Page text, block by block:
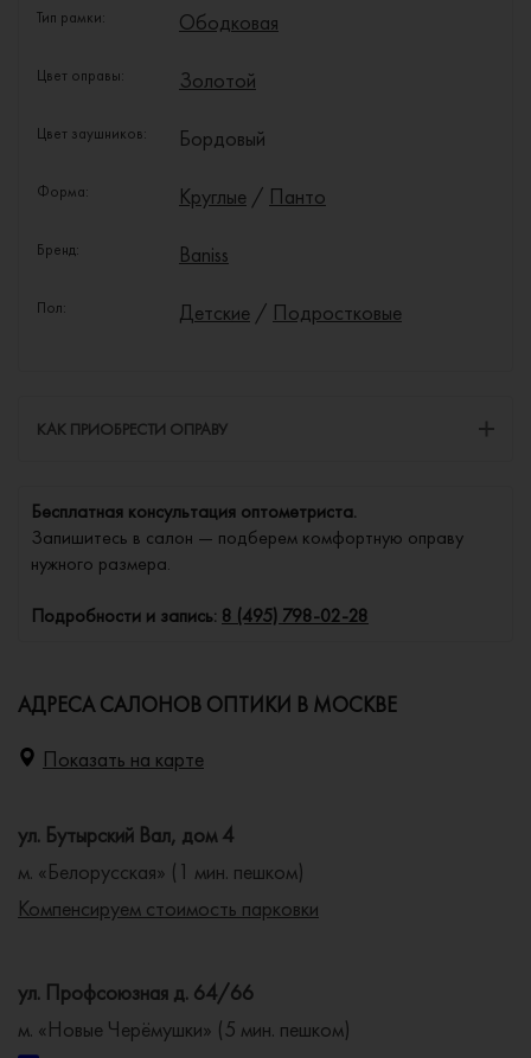
Тип рамки: Ободковая
Цвет оправы: Золотой
Цвет заушников: Бордовый
Форма: Круглые / Панто
Бренд: Baniss
Пол: Детские / Подростковые
КАК ПРИОБРЕСТИ ОПРАВУ
Бесплатная консультация оптометриста.
Запишитесь в салон — подберем комфортную оправу
нужного размера.
Подробности и запись: 8 (495) 798-02-28
АДРЕСА САЛОНОВ ОПТИКИ В МОСКВЕ
Показать на карте
ул. Бутырский Вал, дом 4
м. «Белорусская» (1 мин. пешком)
Компенсируем стоимость парковки
ул. Профсоюзная д. 64/66
м. «Новые Черёмушки» (5 мин. пешком)